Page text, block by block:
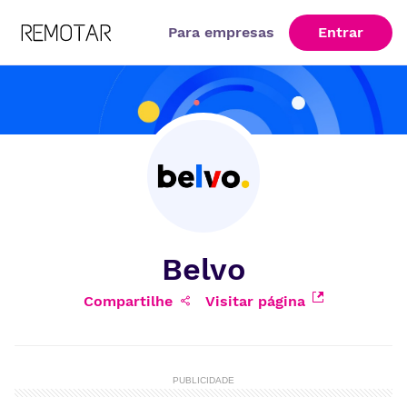
Para empresas Entrar
Belvo
Compartilhe Visitar página
PUBLICIDADE